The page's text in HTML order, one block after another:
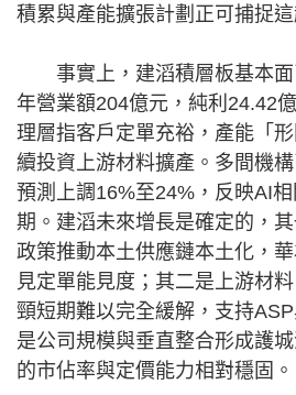
積累與產能擴張計劃正可捕捉這
事實上，建滔積層板基本面
年營業額204億元，純利24.42
理層指客戶定單充裕，產能「
續投資上游材料擴產。多間機
預測上調16%至24%，反映AI
期。建滔未來增長是確定的，
政策推動本土供應鏈本土化，
見定單能見度；其二是上游材
頸短期難以完全緩解，支持
是公司規模與垂直整合形成護
的市佔率與定價能力相對穩固。